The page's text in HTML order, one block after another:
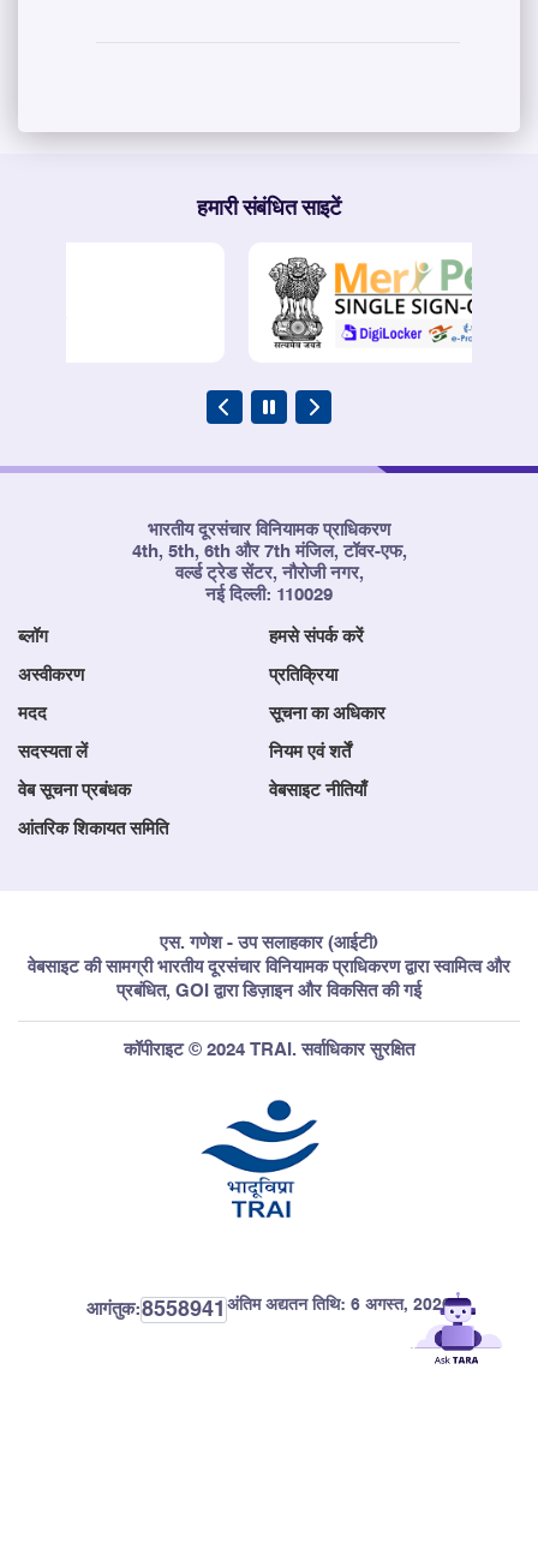
हमारी संबंधित साइटें
भारतीय दूरसंचार विनियामक प्राधिकरण
4th, 5th, 6th और 7th मंजिल, टॉवर-एफ,
वर्ल्ड ट्रेड सेंटर, नौरोजी नगर,
नई दिल्ली: 110029
ब्लॉग हमसे संपर्क करें
अस्वीकरण प्रतिक्रिया
मदद सूचना का अधिकार
सदस्यता लें नियम एवं शर्तें
वेब सूचना प्रबंधक वेबसाइट नीतियाँ
आंतरिक शिकायत समिति
एस. गणेश - उप सलाहकार (आईटी)
वेबसाइट की सामग्री भारतीय दूरसंचार विनियामक प्राधिकरण द्वारा स्वामित्व और
प्रबंधित, GOI द्वारा डिज़ाइन और विकसित की गई
कॉपीराइट © 2024 TRAI. सर्वाधिकार सुरक्षित
आगंतुक:8558941 अंतिम अद्यतन तिथि: 6 अगस्त, 2026